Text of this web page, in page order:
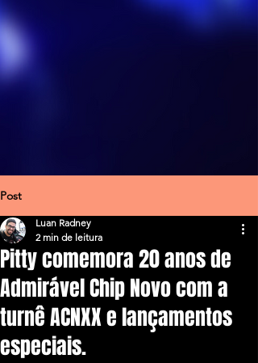
Post
Pitty comemora 20 anos de
Admirável Chip Novo com a
turnê ACNXX e lançamentos
especiais.
Luan Radney
2 min de leitura